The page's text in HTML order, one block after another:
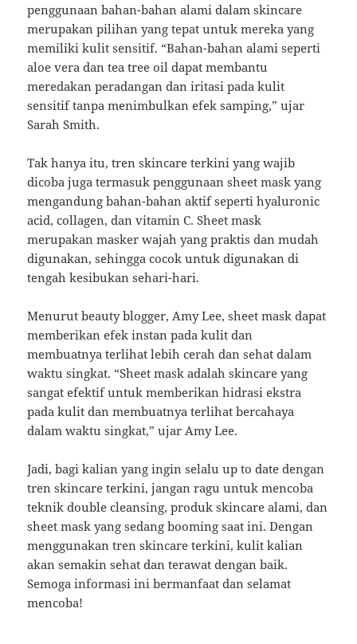
penggunaan bahan-bahan alami dalam skincare
merupakan pilihan yang tepat untuk mereka yang
memiliki kulit sensitif. “Bahan-bahan alami seperti
aloe vera dan tea tree oil dapat membantu
meredakan peradangan dan iritasi pada kulit
sensitif tanpa menimbulkan efek samping,” ujar
Sarah Smith.
Tak hanya itu, tren skincare terkini yang wajib
dicoba juga termasuk penggunaan sheet mask yang
mengandung bahan-bahan aktif seperti hyaluronic
acid, collagen, dan vitamin C. Sheet mask
merupakan masker wajah yang praktis dan mudah
digunakan, sehingga cocok untuk digunakan di
tengah kesibukan sehari-hari.
Menurut beauty blogger, Amy Lee, sheet mask dapat
memberikan efek instan pada kulit dan
membuatnya terlihat lebih cerah dan sehat dalam
waktu singkat. “Sheet mask adalah skincare yang
sangat efektif untuk memberikan hidrasi ekstra
pada kulit dan membuatnya terlihat bercahaya
dalam waktu singkat,” ujar Amy Lee.
Jadi, bagi kalian yang ingin selalu up to date dengan
tren skincare terkini, jangan ragu untuk mencoba
teknik double cleansing, produk skincare alami, dan
sheet mask yang sedang booming saat ini. Dengan
menggunakan tren skincare terkini, kulit kalian
akan semakin sehat dan terawat dengan baik.
Semoga informasi ini bermanfaat dan selamat
mencoba!